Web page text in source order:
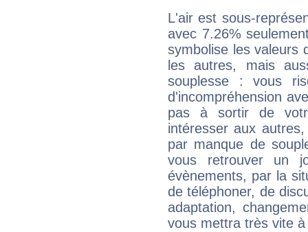
L'air est sous-
avec 7.26%
symbolise les valeurs
les autres, mais
souplesse : vous
d'incompréhension
pas à sortir de
intéresser aux
par manque de
vous retrouver un
évènements, par la
de téléphoner, de
adaptation,
vous mettra très vite